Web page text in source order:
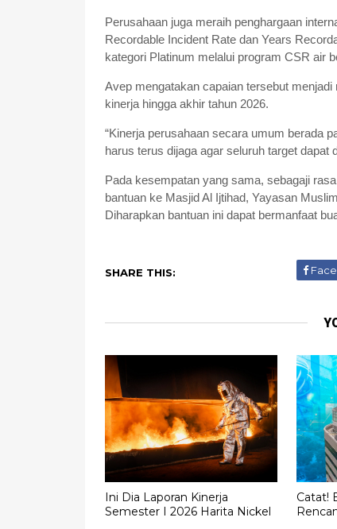
Perusahaan juga meraih penghargaan
Recordable Incident Rate dan Years
kategori Platinum melalui program CSR air
Avep mengatakan capaian tersebut
kinerja hingga akhir tahun 2026.
“Kinerja perusahaan secara umum berada
harus terus dijaga agar seluruh target dapat
Pada kesempatan yang sama, sebagaji
bantuan ke Masjid Al Ijtihad, Yayasan
Diharapkan bantuan ini dapat bermanfaat
SHARE THIS:
Ini Dia Laporan Kinerja
Semester I 2026 Harita Nickel
Catat!